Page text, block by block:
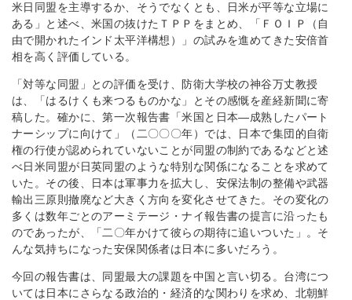
米日同盟を主導するか、そうでなくとも、日米が平等な立場に
ある」と述べ、米国の抜けたＴＰＰをまとめ、「ＦＯＩＰ（自
由で開かれたインド太平洋構想）」の試みを進めてきた安倍首
相を高く評価している。
「対等な同盟」との評価を受け、防衛大学校の神谷万丈教授
は、「はるけくも来つるものかな」とその感慨を産経新聞に寄
稿した。確かに、第一次報告書「米国と日本―成熟したパート
ナーシップに向けて」（二〇〇〇年）では、日本で集団的自衛
権の行使が認められていないことが同盟の制約であるなどと述
べ日米同盟が日英同盟のような特別な関係になることを求めて
いた。その後、日本は軍事力を拡大し、安保法制の整備や武器
輸出三原則撤廃など大きく方向を変化させてきた。その変化の
多くは数年ごとのアーミテージ・ナイ報告書の提言に沿ったも
のであったが、「二〇年かけて彼らの期待に追いついた」。そ
んな気持ちになった安保関係者は日本に多いだろう。
今回の報告書は、同盟最大の課題を中国と言い切る。台湾につ
いては日本にさらなる政治的・経済的な関わりを求め、北朝鮮